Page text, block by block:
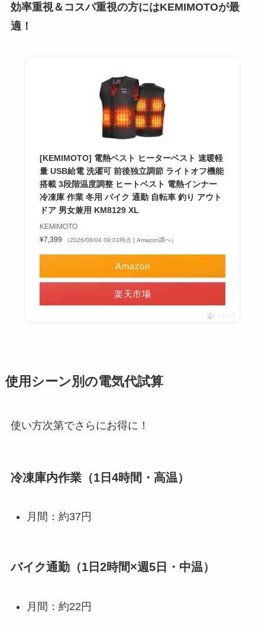
効率重視＆コスパ重視の方にはKEMIMOTOが最
適！
[KEMIMOTO] 電熱ベスト ヒーターベスト 速暖軽
量 USB給電 洗濯可 前後独立調節 ライトオフ機能
搭載 3段階温度調整 ヒートベスト 電熱インナー
冷凍庫 作業 冬用 バイク 通勤 自転車 釣り アウト
ドア 男女兼用 KM8129 XL
KEMIMOTO
¥7,399
（2026/08/04 09:01時点 | Amazon調べ）
Amazon
楽天市場
ポチップ
使用シーン別の電気代試算
使い方次第でさらにお得に！
冷凍庫内作業（1日4時間・高温）
月間：約37円
バイク通勤（1日2時間×週5日・中温）
月間：約22円